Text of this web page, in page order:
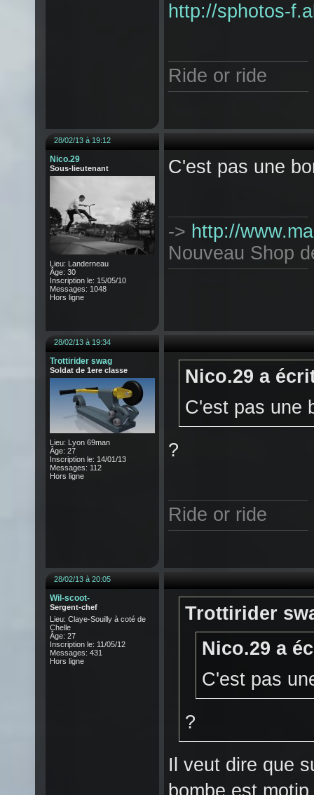
http://sphotos-
Ride or ride
28/02/13 à 19:12
Nico.29
Sous-lieutenant
Lieu: Landerneau
Âge: 30
Inscription le: 15/05/10
Messages: 1048
Hors ligne
C'est pas une
-> http://
Nouveau Shop
28/02/13 à 19:34
Trottirider swag
Soldat de 1ere classe
Lieu: Lyon 69man
Âge: 27
Inscription le: 14/01/13
Messages: 112
Hors ligne
Nico.29 a
C'est pas une
?
Ride or ride
28/02/13 à 20:05
Wil-scoot-
Sergent-chef
Lieu: Claye-Souilly à coté de
Chelle
Âge: 27
Inscription le: 11/05/12
Messages: 431
Hors ligne
Trottirider
Nico.29 a
C'est pas
?
Il veut dire que
bombe est